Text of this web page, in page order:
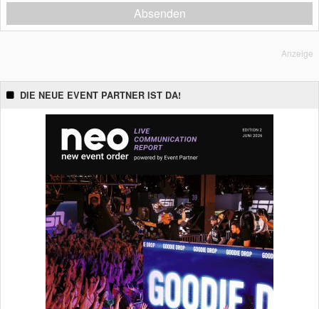
Absenden
Anzeige
DIE NEUE EVENT PARTNER IST DA!